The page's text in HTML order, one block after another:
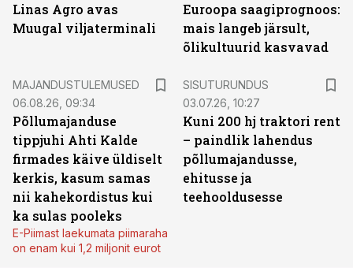
Linas Agro avas
Muugal viljaterminali
Euroopa saagiprognoos:
mais langeb järsult,
õlikultuurid kasvavad
MAJANDUSTULEMUSED
06.08.26, 09:34
Põllumajanduse
tippjuhi Ahti Kalde
firmades käive üldiselt
kerkis, kasum samas
nii kahekordistus kui
ka sulas pooleks
E-Piimast laekumata piimaraha
on enam kui 1,2 miljonit eurot
SISUTURUNDUS
03.07.26, 10:27
Kuni 200 hj traktori rent
– paindlik lahendus
põllumajandusse,
ehitusse ja
teehooldusesse